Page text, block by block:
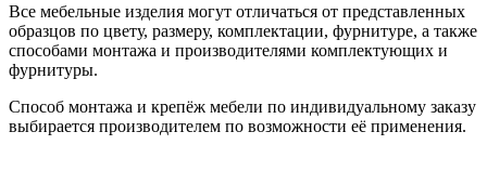
Все мебельные изделия могут отличаться от представленных
образцов по цвету, размеру, комплектации, фурнитуре, а также
способами монтажа и производителями комплектующих и
фурнитуры.
Способ монтажа и крепёж мебели по индивидуальному заказу
выбирается производителем по возможности её применения.